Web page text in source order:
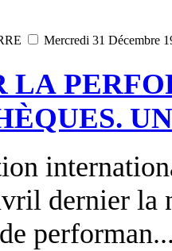
PIERRE Mercredi 31 Décembre
LA
dernier la